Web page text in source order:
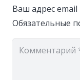
Ваш адрес email
Обязательные